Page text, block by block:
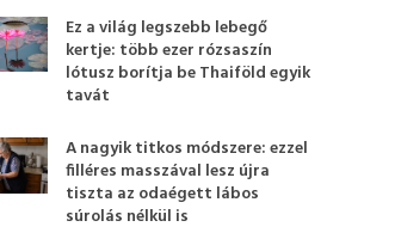
Ez a világ legszebb lebegő
kertje: több ezer rózsaszín
lótusz borítja be Thaiföld egyik
tavát
A nagyik titkos módszere: ezzel
filléres masszával lesz újra
tiszta az odaégett lábos
súrolás nélkül is